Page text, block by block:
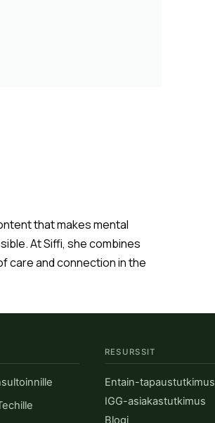
that makes mental
At Siffi, she combines
care and connection in the
RESURSSIT
Entain-tapaustutkimus
IGG-asiakastutkimus
Blogi